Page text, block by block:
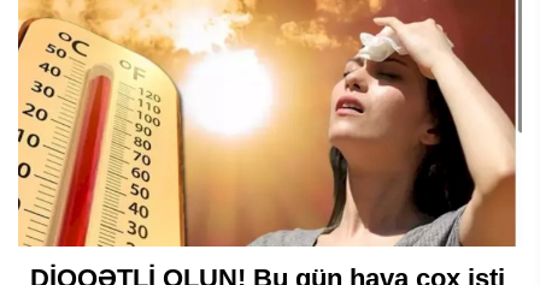
DİQQƏTLİ OLUN! Bu gün hava çox isti